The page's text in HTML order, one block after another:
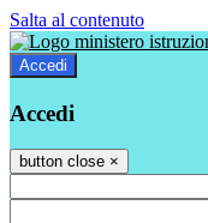
Salta al contenuto
Accedi
Accedi
button close ×